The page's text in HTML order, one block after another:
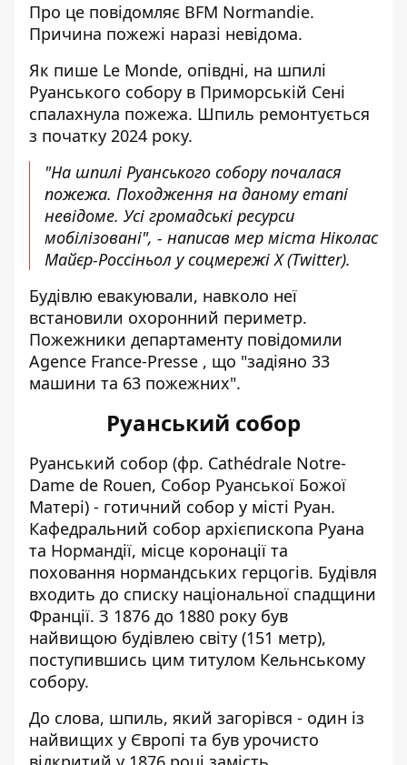
Про це повідомляє BFM Normandie.
Причина пожежі наразі невідома.
Як пише Le Monde, опівдні, на шпилі
Руанського собору в Приморській Сені
спалахнула пожежа. Шпиль ремонтується
з початку 2024 року.
"На шпилі Руанського собору почалася
пожежа. Походження на даному етапі
невідоме. Усі громадські ресурси
мобілізовані", - написав мер міста Ніколас
Майєр-Россіньол у соцмережі X (Twitter).
Будівлю евакуювали, навколо неї
встановили охоронний периметр.
Пожежники департаменту повідомили
Agence France-Presse , що "задіяно 33
машини та 63 пожежних".
Руанський собор
Руанський собо‌р (фр. Cathédrale Notre-
Dame de Rouen, Собор Руанської Божої
Матері) - готичний собор у місті Руан.
Кафедральний собор архієпископа Руана
та Нормандії, місце коронації та
поховання нормандських герцогів. Будівля
входить до списку національної спадщини
Франції. З 1876 до 1880 року був
найвищою будівлею світу (151 метр),
поступившись цим титулом Кельнському
собору.
До слова, шпиль, який загорівся - один із
найвищих у Європі та був урочисто